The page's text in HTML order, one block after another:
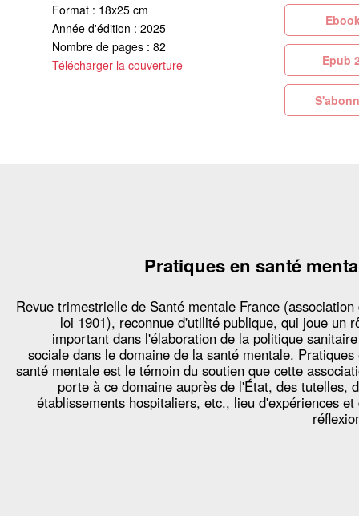
Format : 18x25 cm
Année d'édition : 2025
Nombre de pages : 82
Télécharger la couverture
Pratiques en santé
Revue trimestrielle de Santé mentale France (association
loi 1901), reconnue d'utilité publique, qui joue un
important dans l'élaboration de la politique
sociale dans le domaine de la santé mentale. Pratiques
santé mentale est le témoin du soutien que cette
porte à ce domaine auprès de l'État, des tutelles,
établissements hospitaliers, etc., lieu d'expériences et